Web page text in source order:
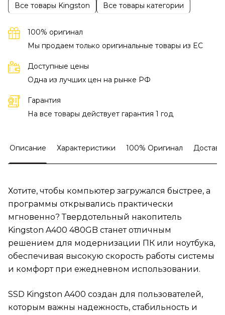
Все товары Kingston Все товары категории
100% оригинал
Мы продаем только оригинальные товары из EC
Доступные цены
Одна из лучших цен на рынке РФ
Гарантия
На все товары действует гарантия 1 год
Описание Характеристики 100% Оригинал
Хотите, чтобы компьютер загружался быстрее, а
программы открывались практически
мгновенно? Твердотельный накопитель
Kingston A400 480GB станет отличным
решением для модернизации ПК или ноутбука,
обеспечивая высокую скорость работы системы
и комфорт при ежедневном использовании.
SSD Kingston A400 создан для пользователей,
которым важны надежность, стабильность и